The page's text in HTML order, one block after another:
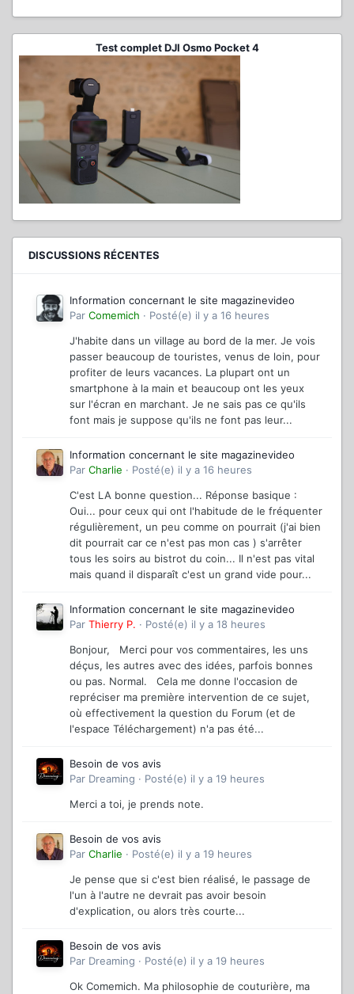
Test complet DJI Osmo Pocket 4
DISCUSSIONS RÉCENTES
Information concernant le site magazinevideo
Par Comemich · Posté(e) il y a 16 heures
J'habite dans un village au bord de la mer. Je vois
passer beaucoup de touristes, venus de loin, pour
profiter de leurs vacances. La plupart ont un
smartphone à la main et beaucoup ont les yeux
sur l'écran en marchant. Je ne sais pas ce qu'ils
font mais je suppose qu'ils ne font pas leur...
Information concernant le site magazinevideo
Par Charlie · Posté(e) il y a 16 heures
C'est LA bonne question... Réponse basique :
Oui... pour ceux qui ont l'habitude de le fréquenter
régulièrement, un peu comme on pourrait (j'ai bien
dit pourrait car ce n'est pas mon cas ) s'arrêter
tous les soirs au bistrot du coin... Il n'est pas vital
mais quand il disparaît c'est un grand vide pour...
Information concernant le site magazinevideo
Par Thierry P. · Posté(e) il y a 18 heures
Bonjour, Merci pour vos commentaires, les uns
déçus, les autres avec des idées, parfois bonnes
ou pas. Normal. Cela me donne l'occasion de
repréciser ma première intervention de ce sujet,
où effectivement la question du Forum (et de
l'espace Téléchargement) n'a pas été...
Besoin de vos avis
Par Dreaming · Posté(e) il y a 19 heures
Merci a toi, je prends note.
Besoin de vos avis
Par Charlie · Posté(e) il y a 19 heures
Je pense que si c'est bien réalisé, le passage de
l'un à l'autre ne devrait pas avoir besoin
d'explication, ou alors très courte...
Besoin de vos avis
Par Dreaming · Posté(e) il y a 19 heures
Ok Comemich. Ma philosophie de couturière, ma